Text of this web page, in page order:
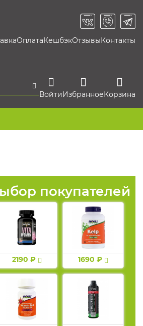
ОплатаКешбэкОтзывыКонтакты
ВойтиИзбранноеКорзина
покупателей
2190 ₽ 1690 ₽